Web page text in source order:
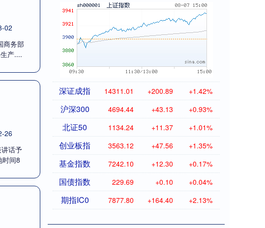
02
商务部
产....
26
话予
时间8
深证成指 14311.01 +200.89 +1.42%
沪深300 4694.44 +43.13 +0.93%
北证50 1134.24 +11.37 +1.01%
创业板指 3563.12 +47.56 +1.35%
基金指数 7242.10 +12.30 +0.17%
国债指数 229.69 +0.10 +0.04%
期指IC0 7877.80 +164.40 +2.13%